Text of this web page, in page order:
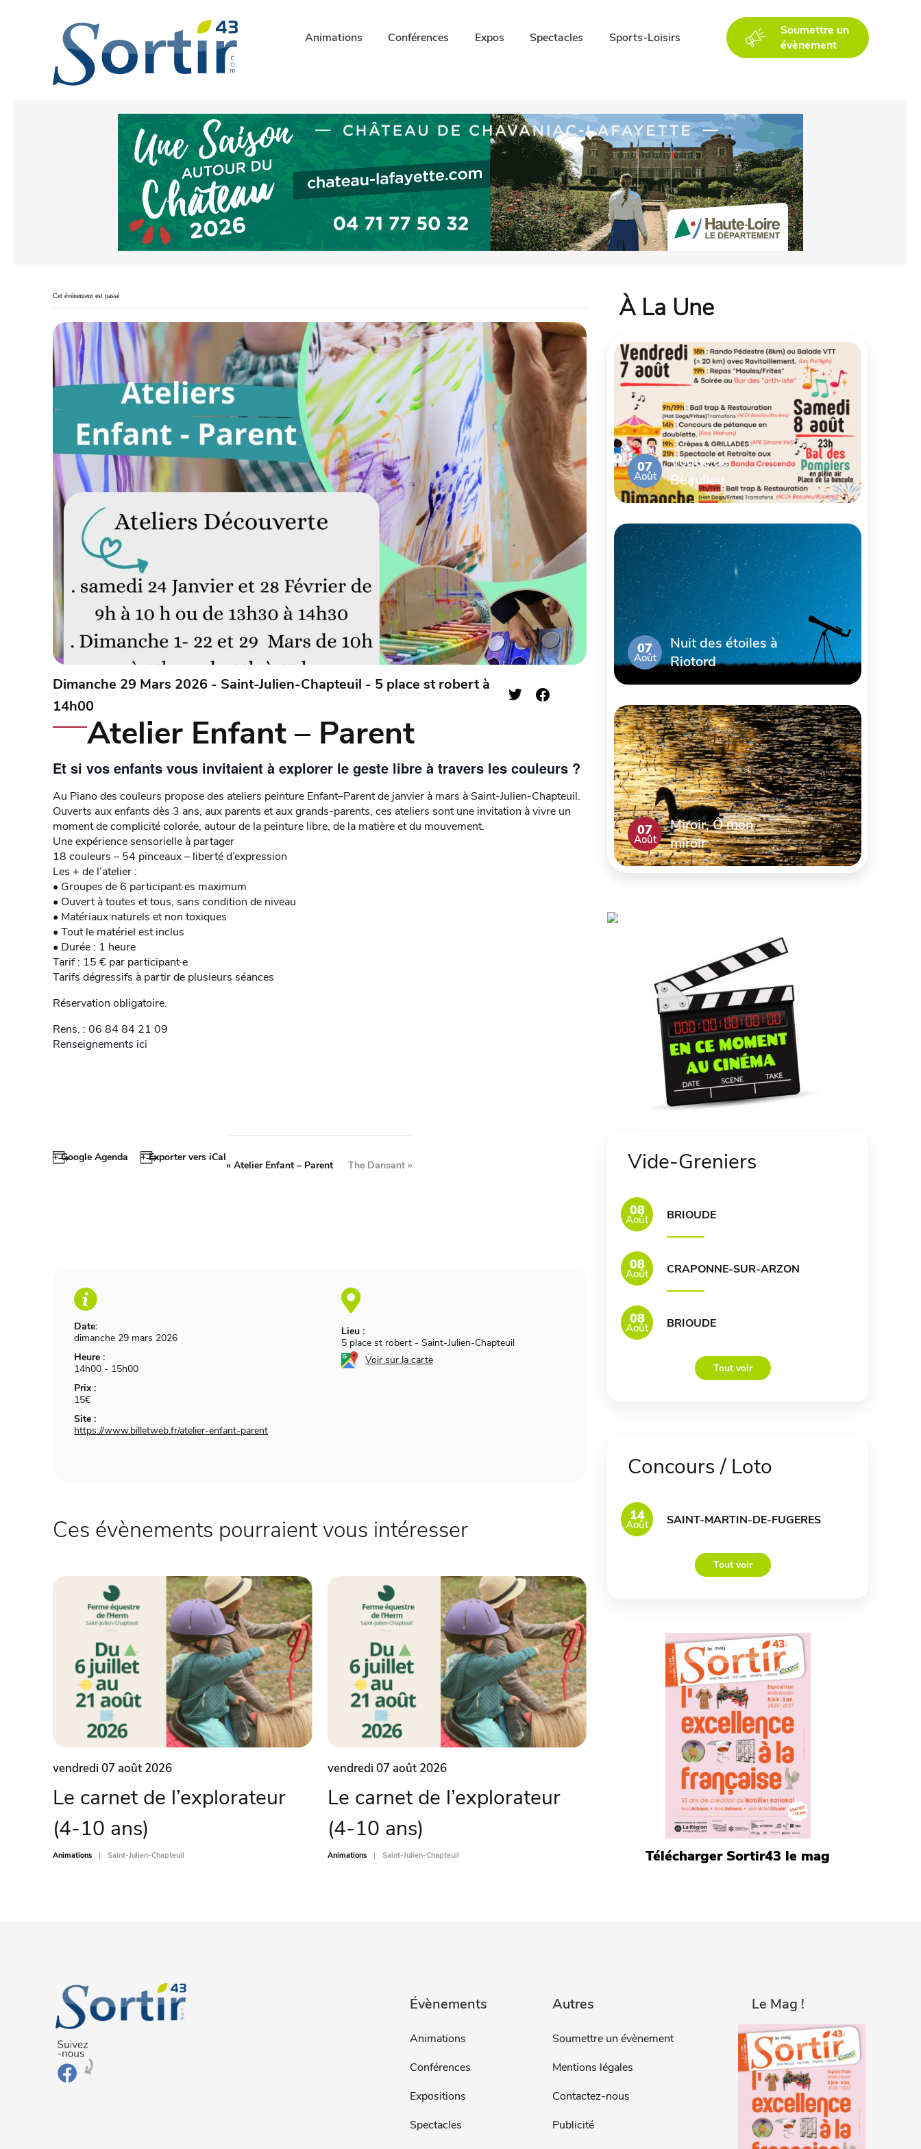
Animations Conférences Expos Spectacles Sports-Loisirs
Soumettre un
évènement
Cet évènement est passé
Dimanche 29 Mars 2026 - Saint-Julien-Chapteuil - 5 place st robert à
14h00
Atelier Enfant – Parent
Et si vos enfants vous invitaient à explorer le geste libre à travers les couleurs ?
Au Piano des couleurs propose des ateliers peinture Enfant–Parent de janvier à mars à Saint-Julien-Chapteuil.
Ouverts aux enfants dès 3 ans, aux parents et aux grands-parents, ces ateliers sont une invitation à vivre un
moment de complicité colorée, autour de la peinture libre, de la matière et du mouvement.
Une expérience sensorielle à partager
18 couleurs – 54 pinceaux – liberté d’expression
Les + de l’atelier :
• Groupes de 6 participant·es maximum
• Ouvert à toutes et tous, sans condition de niveau
• Matériaux naturels et non toxiques
• Tout le matériel est inclus
• Durée : 1 heure
Tarif : 15 € par participant·e
Tarifs dégressifs à partir de plusieurs séances
Réservation obligatoire.
Rens. : 06 84 84 21 09
Renseignements ici
+ Google Agenda + Exporter vers iCal
Date:
dimanche 29 mars 2026
Heure :
14h00 - 15h00
Prix :
15€
Site :
https://www.billetweb.fr/atelier-enfant-parent
Lieu :
5 place st robert - Saint-Julien-Chapteuil
Voir sur la carte
«Atelier Enfant – Parent The Dansant »
Ces évènements pourraient vous intéresser
vendredi 07 août 2026
Le carnet de l’explorateur
(4-10 ans)
Animations Saint-Julien-Chapteuil
vendredi 07 août 2026
Le carnet de l’explorateur
(4-10 ans)
Animations Saint-Julien-Chapteuil
À La Une
07
Août
Vogue de
Beaulieu
07
Août
Nuit des étoiles à
Riotord
07
Août
Miroir, Ô mon
miroir
Vide-Greniers
08
Août BRIOUDE
08
Août CRAPONNE-SUR-ARZON
08
Août BRIOUDE
Tout voir
Concours / Loto
14
Août SAINT-MARTIN-DE-FUGERES
Tout voir
Télécharger Sortir43 le mag
Évènements
Animations
Conférences
Expositions
Spectacles
Autres
Soumettre un évènement
Mentions légales
Contactez-nous
Publicité
Le Mag !